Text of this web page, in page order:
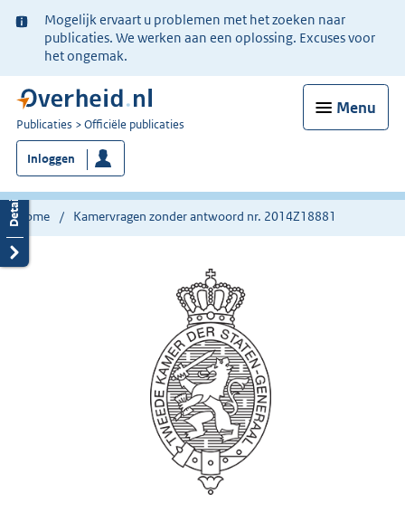
Ter
informatie:
Mogelijk ervaart u problemen met het zoeken naar
publicaties. We werken aan een oplossing. Excuses voor
het ongemak.
Menu
U
bent
nu
hier:
Publicaties Officiële publicaties
Inloggen
Home Kamervragen zonder antwoord nr. 2014Z18881